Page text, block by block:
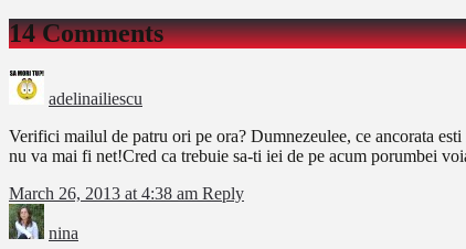
14 Comments
adelinailiescu
Verifici mailul de patru ori pe ora? Dumnezeulee, ce ancorata
nu va mai fi net!Cred ca trebuie sa-ti iei de pe acum porumbei
March 26, 2013 at 4:38 am Reply
nina